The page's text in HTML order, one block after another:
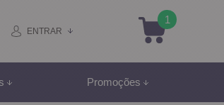
ENTRAR
1
Promoções